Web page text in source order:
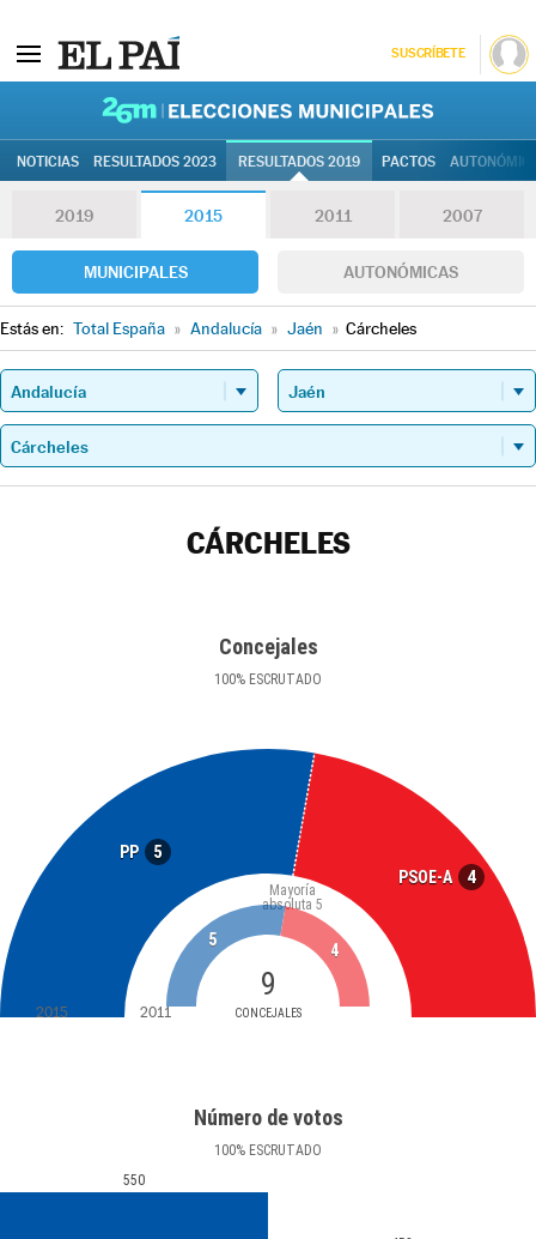
SUSCRÍBETE
NOTICIAS RESULTADOS 2023 RESULTADOS 2019 PACTOS
2019 2015 2011 2007
MUNICIPALES AUTONÓMICAS
Estás en: Total España » Andalucía » Jaén » Cárcheles
CÁRCHELES
Concejales
100% ESCRUTADO
PP 5
PSOE-A 4
9
CONCEJALES
Mayoría
absoluta 5
5
4
2015 2011
Número de votos
100% ESCRUTADO
550